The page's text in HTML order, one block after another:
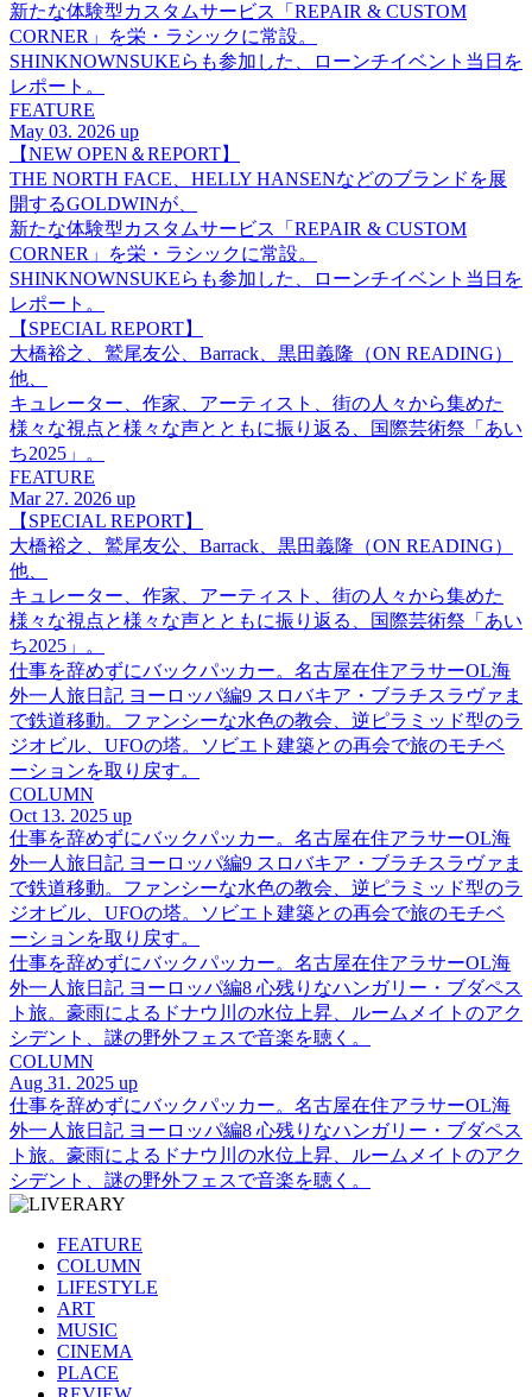
新たな体験型カスタムサービス「REPAIR & CUSTOM
CORNER」を栄・ラシックに常設。
SHINKNOWNSUKEらも参加した、ローンチイベント当日を
レポート。
FEATURE
May 03. 2026 up
【NEW OPEN＆REPORT】
THE NORTH FACE、HELLY HANSENなどのブランドを展
開するGOLDWINが、
新たな体験型カスタムサービス「REPAIR & CUSTOM
CORNER」を栄・ラシックに常設。
SHINKNOWNSUKEらも参加した、ローンチイベント当日を
レポート。
【SPECIAL REPORT】
大橋裕之、鷲尾友公、Barrack、黒田義隆（ON READING）
他、
キュレーター、作家、アーティスト、街の人々から集めた
様々な視点と様々な声とともに振り返る、国際芸術祭「あい
ち2025」。
FEATURE
Mar 27. 2026 up
【SPECIAL REPORT】
大橋裕之、鷲尾友公、Barrack、黒田義隆（ON READING）
他、
キュレーター、作家、アーティスト、街の人々から集めた
様々な視点と様々な声とともに振り返る、国際芸術祭「あい
ち2025」。
仕事を辞めずにバックパッカー。名古屋在住アラサーOL海
外一人旅日記 ヨーロッパ編9 スロバキア・ブラチスラヴァま
で鉄道移動。ファンシーな水色の教会、逆ピラミッド型のラ
ジオビル、UFOの塔。ソビエト建築との再会で旅のモチベ
ーションを取り戻す。
COLUMN
Oct 13. 2025 up
仕事を辞めずにバックパッカー。名古屋在住アラサーOL海
外一人旅日記 ヨーロッパ編9 スロバキア・ブラチスラヴァま
で鉄道移動。ファンシーな水色の教会、逆ピラミッド型のラ
ジオビル、UFOの塔。ソビエト建築との再会で旅のモチベ
ーションを取り戻す。
仕事を辞めずにバックパッカー。名古屋在住アラサーOL海
外一人旅日記 ヨーロッパ編8 心残りなハンガリー・ブダペス
ト旅。豪雨によるドナウ川の水位上昇、ルームメイトのアク
シデント、謎の野外フェスで音楽を聴く。
COLUMN
Aug 31. 2025 up
仕事を辞めずにバックパッカー。名古屋在住アラサーOL海
外一人旅日記 ヨーロッパ編8 心残りなハンガリー・ブダペス
ト旅。豪雨によるドナウ川の水位上昇、ルームメイトのアク
シデント、謎の野外フェスで音楽を聴く。
FEATURE
COLUMN
LIFESTYLE
ART
MUSIC
CINEMA
PLACE